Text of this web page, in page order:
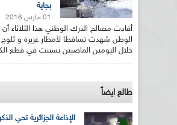
بجاية
01 مارس 2016
أفادت مصالح الدرك الوطني هذا الثلاثاء أن
الوطن شهدت تساقطا لأمطار غزيرة و ثلوج
خلال اليومين الماضيين تسببت في قطع
طالع ايضاً